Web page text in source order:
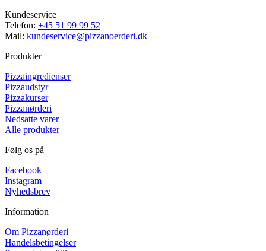
Kundeservice
Telefon: +45 51 99 99 52
Mail: kundeservice@pizzanoerderi.dk
Produkter
Pizzaingredienser
Pizzaudstyr
Pizzakurser
Pizzanørderi
Nedsatte varer
Alle produkter
Følg os på
Facebook
Instagram
Nyhedsbrev
Information
Om Pizzanørderi
Handelsbetingelser